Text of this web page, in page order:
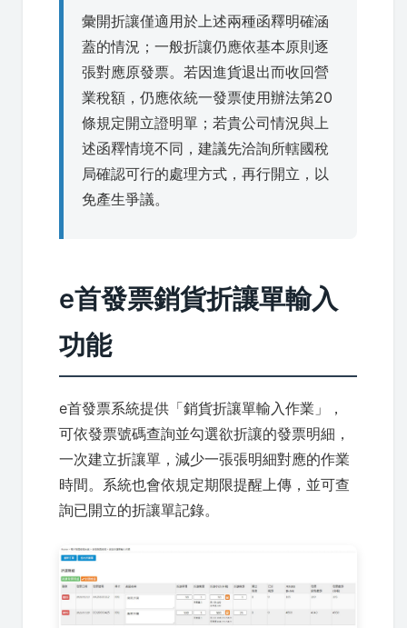
彙開折讓僅適用於上述兩種函釋明確涵
蓋的情況；一般折讓仍應依基本原則逐
張對應原發票。若因進貨退出而收回營
業稅額，仍應依統一發票使用辦法第20
條規定開立證明單；若貴公司情況與上
述函釋情境不同，建議先洽詢所轄國稅
局確認可行的處理方式，再行開立，以
免產生爭議。
e首發票銷貨折讓單輸入
功能
e首發票系統提供「銷貨折讓單輸入作業」，
可依發票號碼查詢並勾選欲折讓的發票明細，
一次建立折讓單，減少一張張明細對應的作業
時間。系統也會依規定期限提醒上傳，並可查
詢已開立的折讓單記錄。